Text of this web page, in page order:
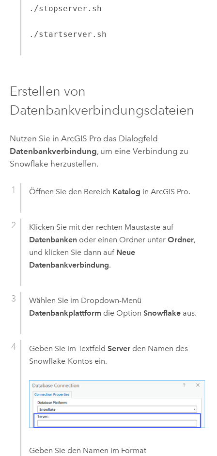
./stopserver.sh
./startserver.sh
Erstellen von
Datenbankverbindungsdateien
Nutzen Sie in ArcGIS Prodas Dialogfeld
Datenbankverbindung, um eine Verbindung zu
Snowflake herzustellen.
Öffnen Sie den Bereich Katalog in ArcGIS Pro.
Klicken Sie mit der rechten Maustaste auf
Datenbankenoder einen Ordner unter Ordner,
und klicken Sie dann auf Neue
Datenbankverbindung.
Wählen Sie im Dropdown-Menü
Datenbankplattformdie Option Snowflakeaus.
Geben Sie im Textfeld Serverden Namen des
Snowflake-Kontos ein.
Geben Sie den Namen im Format